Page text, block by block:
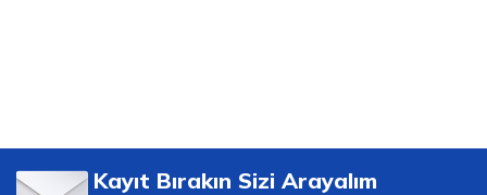
Kayıt Bırakın Sizi Arayalım